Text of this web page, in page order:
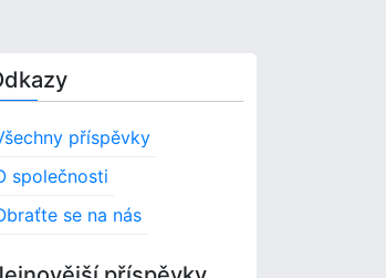
příspěvky
společnosti
se na nás